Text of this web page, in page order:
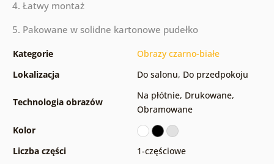
4. Łatwy montaż
5. Pakowane w solidne kartonowe pudełko
Kategorie
Obrazy czarno-białe
Lokalizacja
Do salonu, Do przedpokoju
Technologia obrazów
Na płótnie, Drukowane,
Obramowane
Kolor
Liczba części
1-częściowe